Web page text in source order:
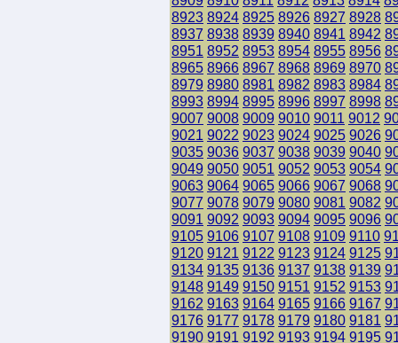
8923 8924 8925 8926 8927 8928
8937 8938 8939 8940 8941 8942
8951 8952 8953 8954 8955 8956
8965 8966 8967 8968 8969 8970
8979 8980 8981 8982 8983 8984
8993 8994 8995 8996 8997 8998
9007 9008 9009 9010 9011 9012
9021 9022 9023 9024 9025 9026
9035 9036 9037 9038 9039 9040
9049 9050 9051 9052 9053 9054
9063 9064 9065 9066 9067 9068
9077 9078 9079 9080 9081 9082
9091 9092 9093 9094 9095 9096
9105 9106 9107 9108 9109 9110
9120 9121 9122 9123 9124 9125
9134 9135 9136 9137 9138 9139
9148 9149 9150 9151 9152 9153
9162 9163 9164 9165 9166 9167
9176 9177 9178 9179 9180 9181
9190 9191 9192 9193 9194 9195